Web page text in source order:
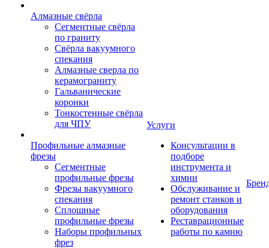
Алмазные свёрла
Сегментные свёрла
по граниту
Свёрла вакуумного
спекания
Алмазные сверла по
керамограниту
Гальванические
коронки
Тонкостенные свёрла
для ЧПУ
Профильные алмазные
фрезы
Сегментные
профильные фрезы
Фрезы вакуумного
спекания
Сплошные
профильные фрезы
Наборы профильных
фрез
Услуги
Консультации в
подборе
инструмента и
химии
Обслуживание и
ремонт станков и
оборудования
Реставрационные
работы по камню